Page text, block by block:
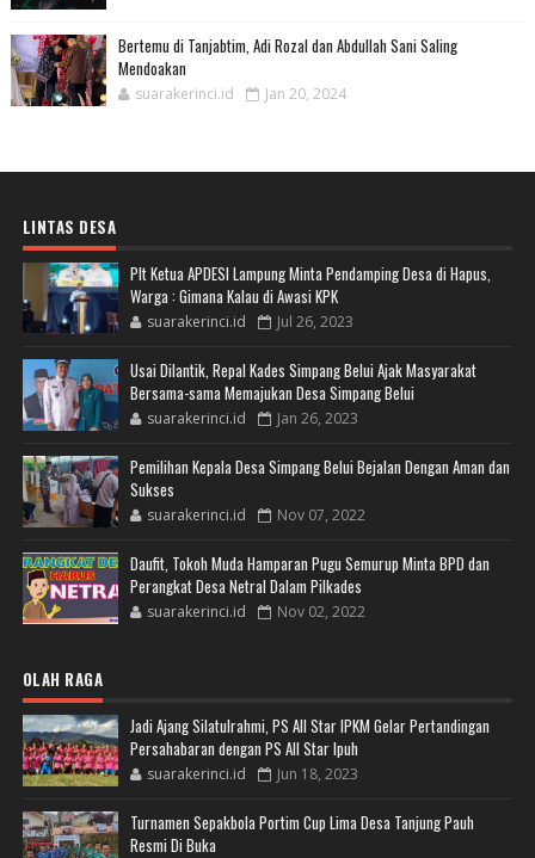
Bertemu di Tanjabtim, Adi Rozal dan Abdullah Sani Saling
Mendoakan
suarakerinci.id Jan 20, 2024
LINTAS DESA
Plt Ketua APDESI Lampung Minta Pendamping Desa di Hapus,
Warga : Gimana Kalau di Awasi KPK
suarakerinci.id Jul 26, 2023
Usai Dilantik, Repal Kades Simpang Belui Ajak Masyarakat
Bersama-sama Memajukan Desa Simpang Belui
suarakerinci.id Jan 26, 2023
Pemilihan Kepala Desa Simpang Belui Bejalan Dengan Aman dan
Sukses
suarakerinci.id Nov 07, 2022
Daufit, Tokoh Muda Hamparan Pugu Semurup Minta BPD dan
Perangkat Desa Netral Dalam Pilkades
suarakerinci.id Nov 02, 2022
OLAH RAGA
Jadi Ajang Silatulrahmi, PS All Star IPKM Gelar Pertandingan
Persahabaran dengan PS All Star Ipuh
suarakerinci.id Jun 18, 2023
Turnamen Sepakbola Portim Cup Lima Desa Tanjung Pauh
Resmi Di Buka